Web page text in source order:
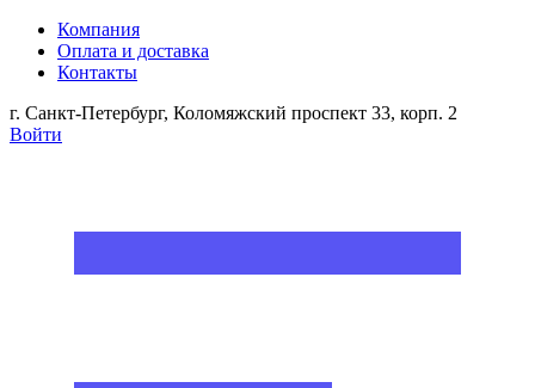
Компания
Оплата и доставка
Контакты
г. Санкт-Петербург, Коломяжский проспект 33, корп. 2
Войти